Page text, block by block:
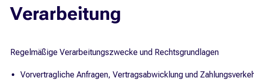
Verarbeitung
Regelmäßige Verarbeitungszwecke und Rechtsgrundlagen
Vorvertragliche Anfragen, Vertragsabwicklung und